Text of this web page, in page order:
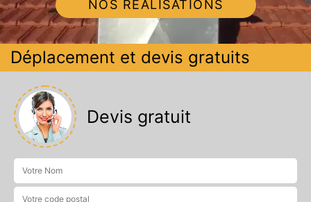
NOS RÉALISATIONS
Déplacement et devis gratuits
Devis gratuit